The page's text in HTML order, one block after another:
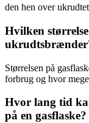
den hen over
Hvilken
Størrelsen på
forbrug og hvor
Hvor lang tid
på en gasflaske?